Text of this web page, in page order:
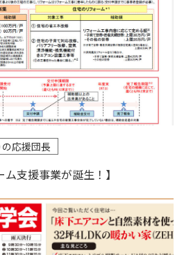
応援団長
支援事業が誕生！】